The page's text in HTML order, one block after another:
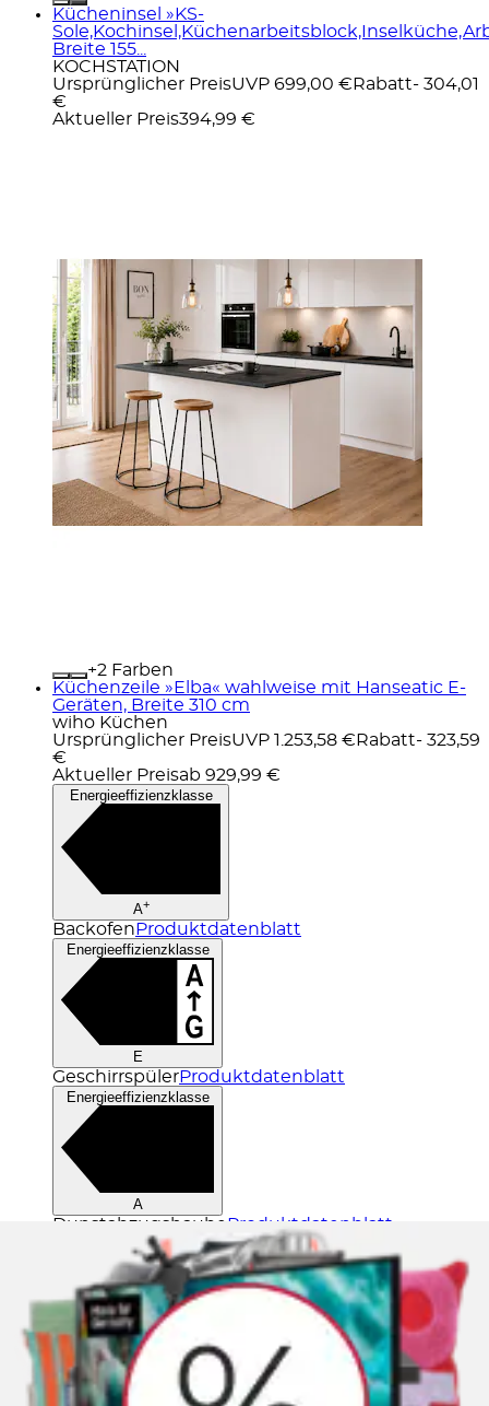
Kücheninsel »KS-
Breite 155...
KOCHSTATION
Ursprünglicher PreisUVP 699,00 € Rabatt- 304,01
€
Aktueller Preis394,99 €
+
Farben
Küchenzeile »Elba« wahlweise mit Hanseatic E-
Geräten, Breite 310 cm
wiho Küchen
Ursprünglicher PreisUVP 1.253,58 € Rabatt- 323,59
€
Aktueller Preisab 929,99 €
Energieeffizienzklasse
A+
Backofen Produktdatenblatt
Energieeffizienzklasse
E
GeschirrspülerProduktdatenblatt
Energieeffizienzklasse
A
Dunstabzugshaube Produktdatenblatt